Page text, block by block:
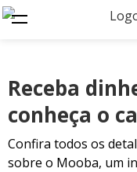
Receba
conheça o
Confira todos os
sobre o Mooba, um